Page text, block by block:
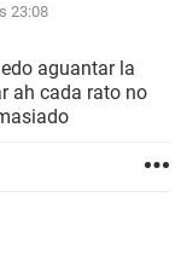
23:08
aguantar la
ah cada rato no